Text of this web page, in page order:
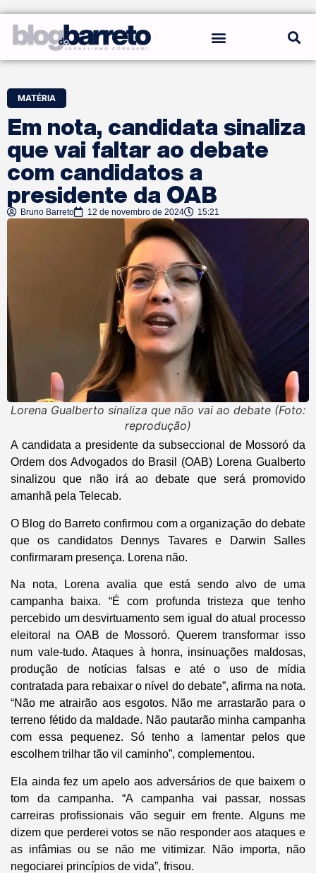
MATÉRIA
Em nota, candidata sinaliza
que vai faltar ao debate
com candidatos a
presidente da OAB
Bruno Barreto 12 de novembro de 2024 15:21
Lorena Gualberto sinaliza que não vai ao debate (Foto:
reprodução)
A candidata a presidente da subseccional de Mossoró da
Ordem dos Advogados do Brasil (OAB) Lorena Gualberto
sinalizou que não irá ao debate que será promovido
amanhã pela Telecab.
O Blog do Barreto confirmou com a organização do debate
que os candidatos Dennys Tavares e Darwin Salles
confirmaram presença. Lorena não.
Na nota, Lorena avalia que está sendo alvo de uma
campanha baixa. “É com profunda tristeza que tenho
percebido um desvirtuamento sem igual do atual processo
eleitoral na OAB de Mossoró. Querem transformar isso
num vale-tudo. Ataques à honra, insinuações maldosas,
produção de notícias falsas e até o uso de mídia
contratada para rebaixar o nível do debate”, afirma na nota.
“Não me atrairão aos esgotos. Não me arrastarão para o
terreno fétido da maldade. Não pautarão minha campanha
com essa pequenez. Só tenho a lamentar pelos que
escolhem trilhar tão vil caminho”, complementou.
Ela ainda fez um apelo aos adversários de que baixem o
tom da campanha. “A campanha vai passar, nossas
carreiras profissionais vão seguir em frente. Alguns me
dizem que perderei votos se não responder aos ataques e
as infâmias ou se não me vitimizar. Não importa, não
negociarei princípios de vida”, frisou.